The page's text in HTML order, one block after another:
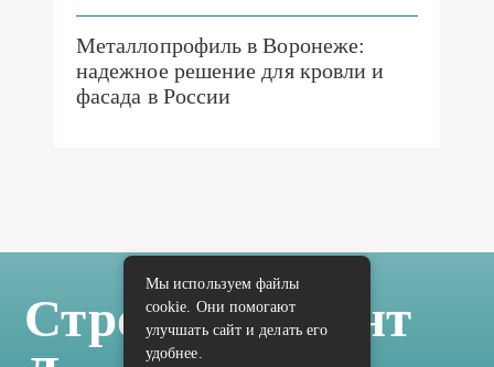
Металлопрофиль в Воронеже:
надежное решение для кровли и
фасада в России
Стройка Ремонт
Мы используем файлы
cookie. Они помогают
улучшать сайт и делать его
удобнее.